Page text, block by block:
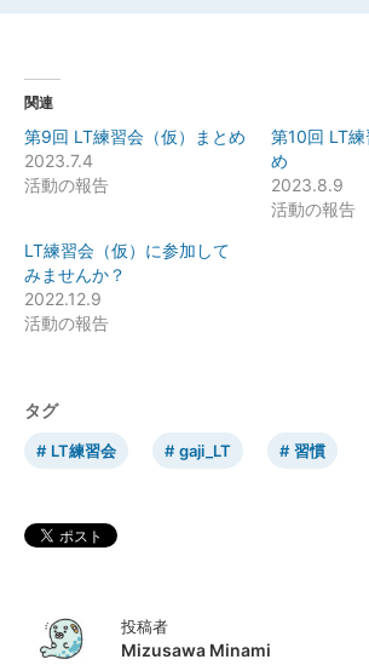
関連
第9回 LT練習会（仮）まとめ
2023.7.4
活動の報告
第10回 LT練
め
2023.8.9
活動の報告
LT練習会（仮）に参加して
みませんか？
2022.12.9
活動の報告
タグ
LT練習会 gaji_LT 習慣
投稿者
Mizusawa Minami